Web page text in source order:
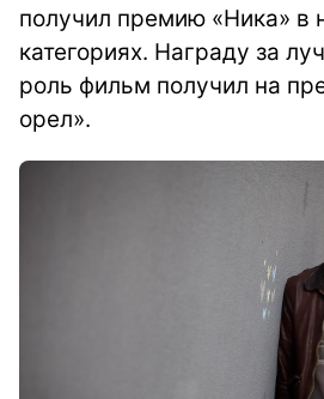
получил премию «Ника» в
категориях. Награду за
роль фильм получил на
орел».